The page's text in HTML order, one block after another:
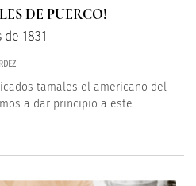
DE PUERCO!
1831
tamales el americano del
a dar principio a este